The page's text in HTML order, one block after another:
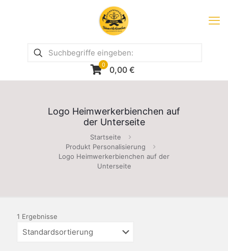
0 0,00 €
Logo Heimwerkerbienchen auf
der Unterseite
Startseite
Produkt Personalisierung
Logo Heimwerkerbienchen auf der
Unterseite
1 Ergebnisse